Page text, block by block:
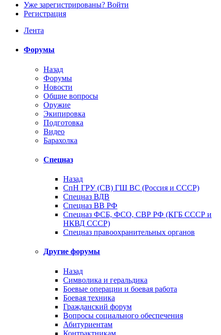
Уже зарегистрированы? Войти
Регистрация
Лента
Форумы
Назад
Форумы
Новости
Общие вопросы
Оружие
Экипировка
Подготовка
Видео
Барахолка
Спецназ
Назад
СпН ГРУ (СВ) ГШ ВС (Россия и СССР)
Спецназ ВДВ
Спецназ ВВ РФ
Спецназ ФСБ, ФСО, СВР РФ (КГБ СССР и
НКВД СССР)
Спецназ правоохранительных органов
Другие форумы
Назад
Символика и геральдика
Боевые операции и боевая работа
Боевая техника
Гражданский форум
Вопросы социального обеспечения
Абитуриентам
Контрактникам